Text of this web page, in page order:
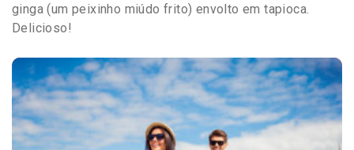
ginga (um peixinho miúdo frito) envolto em tapioca.
Delicioso!